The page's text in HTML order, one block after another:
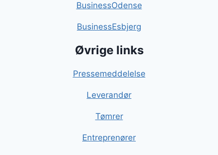
BusinessOdense
BusinessEsbjerg
Øvrige links
Pressemeddelelse
Leverandør
Tømrer
Entreprenører